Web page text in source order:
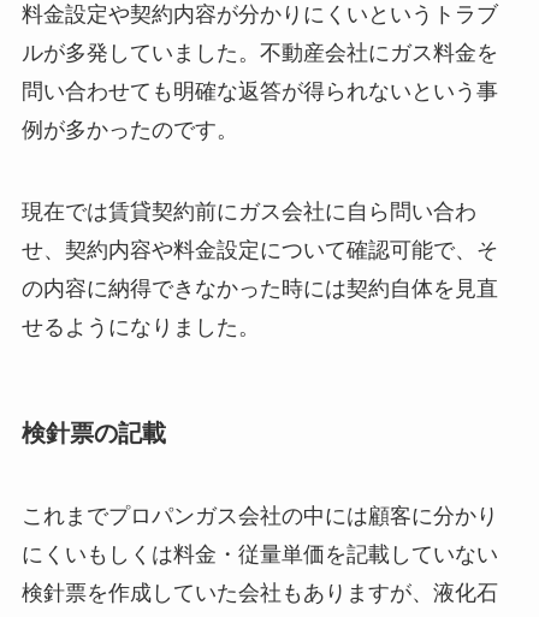
料金設定や契約内容が分かりにくいというトラブ
ルが多発していました。不動産会社にガス料金を
問い合わせても明確な返答が得られないという事
例が多かったのです。
現在では賃貸契約前にガス会社に自ら問い合わ
せ、契約内容や料金設定について確認可能で、そ
の内容に納得できなかった時には契約自体を見直
せるようになりました。
検針票の記載
これまでプロパンガス会社の中には顧客に分かり
にくいもしくは料金・従量単価を記載していない
検針票を作成していた会社もありますが、液化石